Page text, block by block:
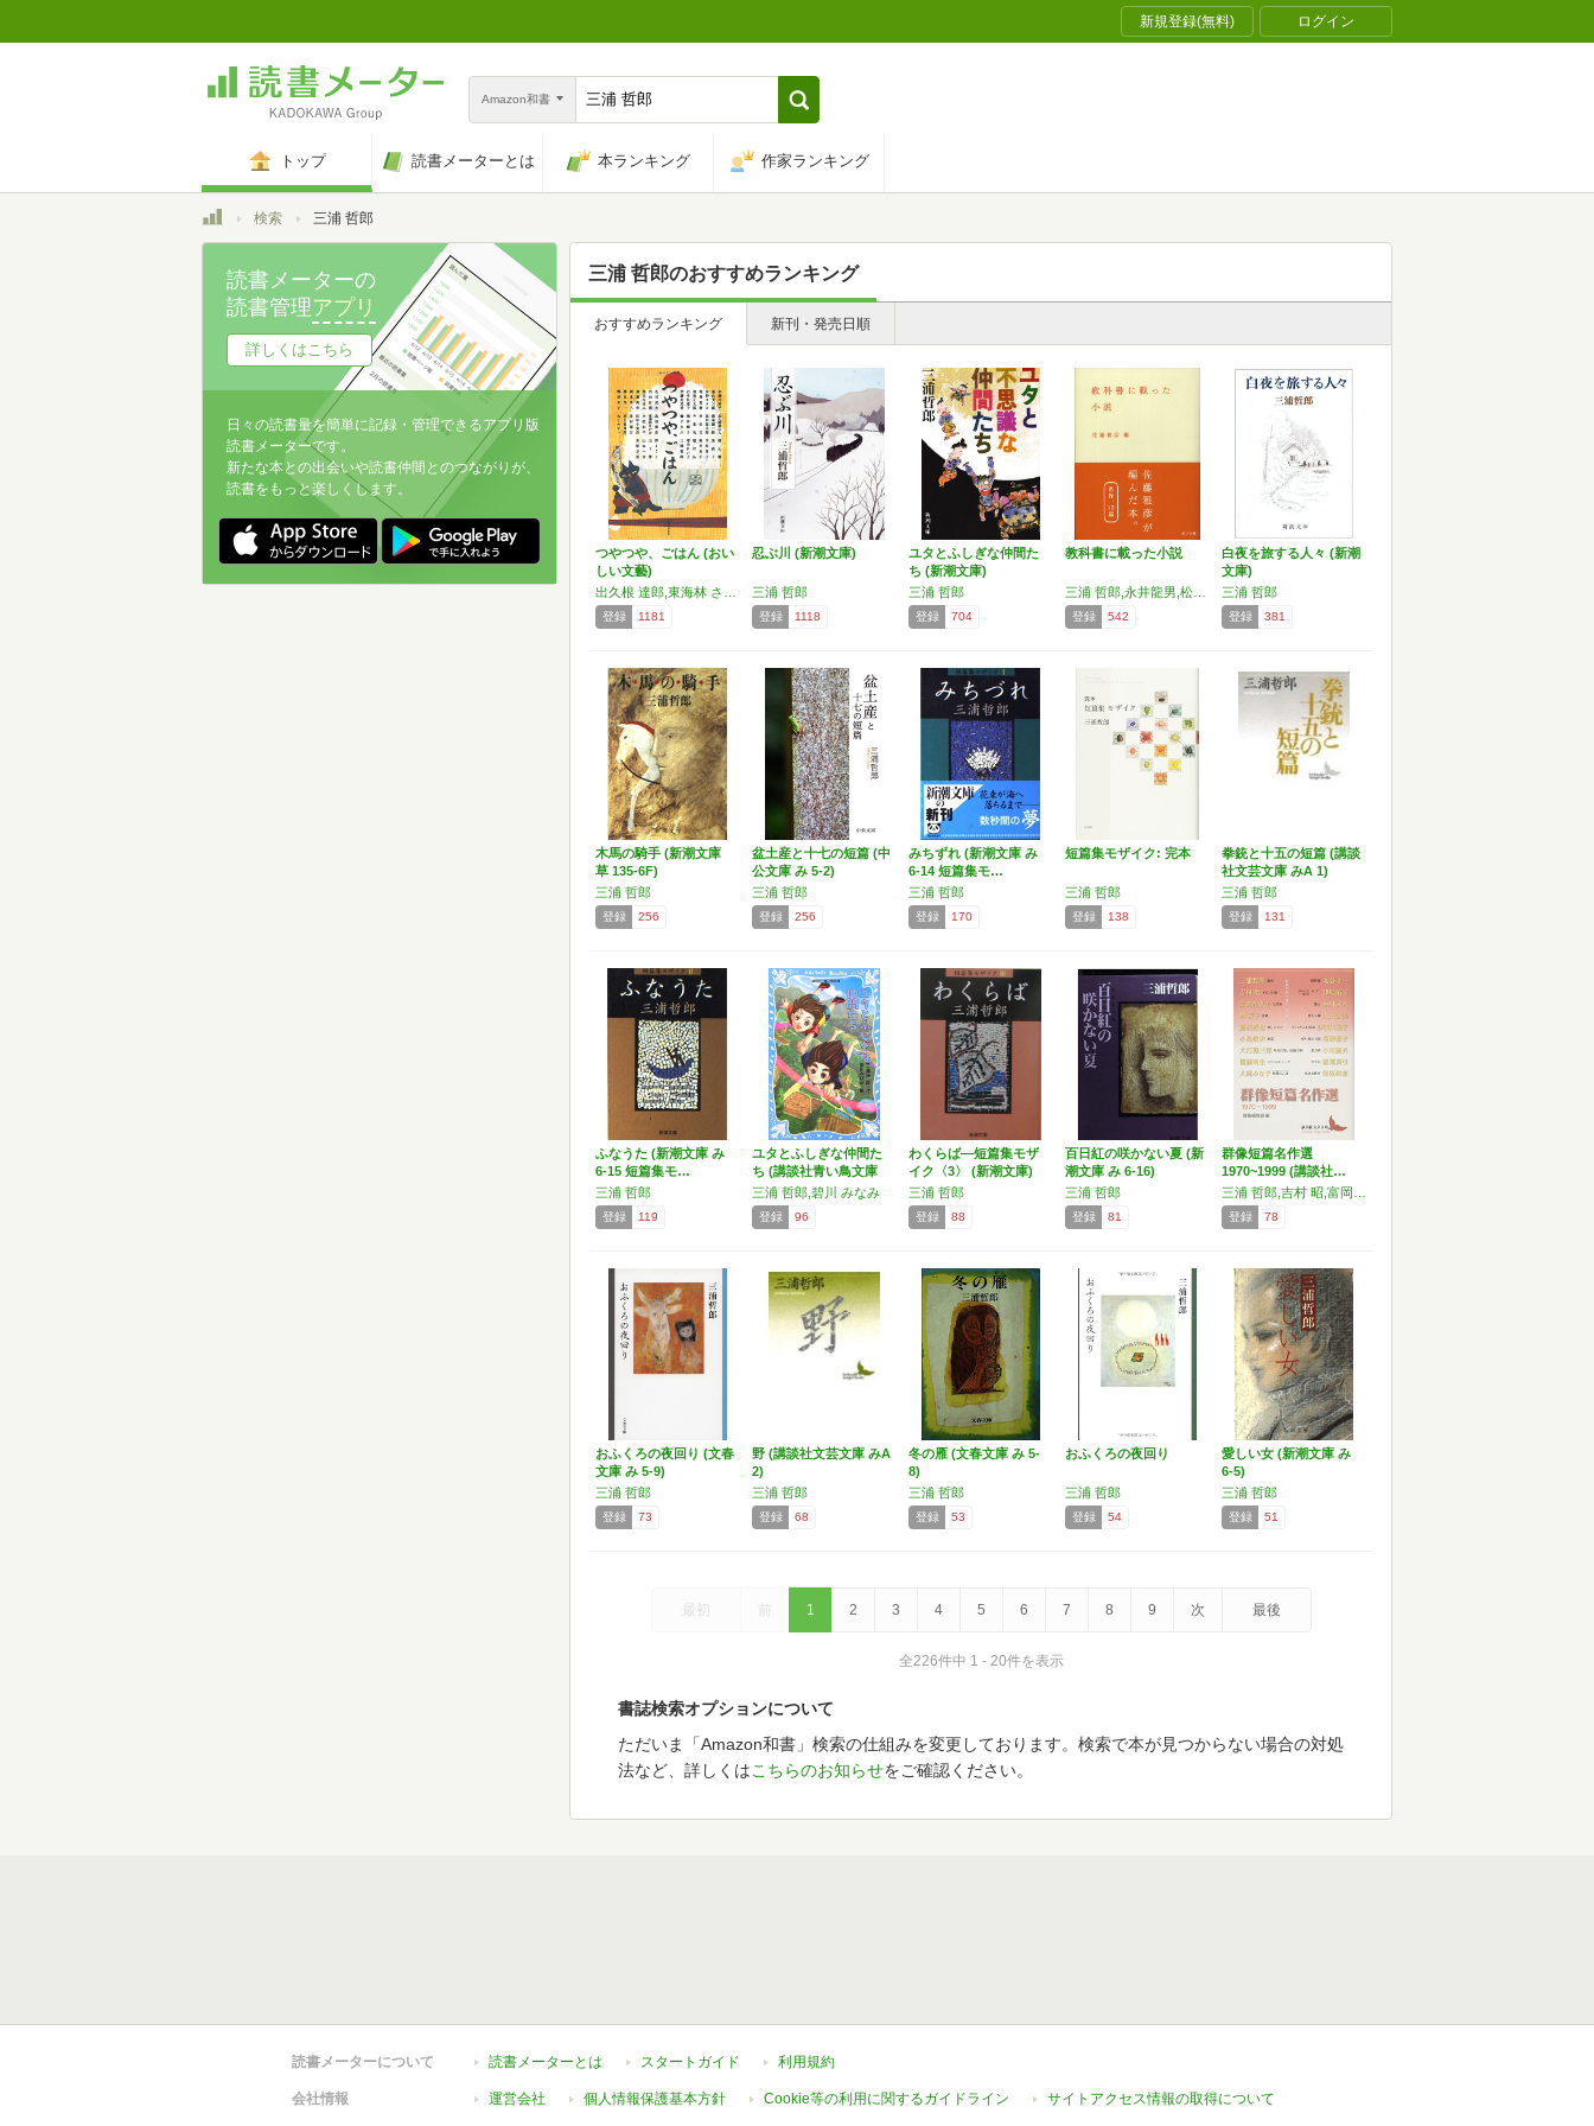
新規登録(無料) ログイン
Amazon和書
トップ 読書メーターとは 本ランキング 作家ランキング
トップ検索 三浦 哲郎
三浦 哲郎のおすすめランキング
おすすめランキング 新刊・発売日順
つやつや、ごはん (おい
しい文藝)
登録 1181
忍ぶ川 (新潮文庫)
三浦 哲郎
登録 1118
ユタとふしぎな仲間た
ち (新潮文庫)
三浦 哲郎
登録 704
教科書に載った小説
登録 542
白夜を旅する人々 (新潮
文庫)
三浦 哲郎
登録 381
木馬の騎手 (新潮文庫
草 135-6F)
三浦 哲郎
登録 256
盆土産と十七の短篇 (中
公文庫 み 5-2)
三浦 哲郎
登録 256
みちずれ (新潮文庫 み
6-14 短篇集モ…
三浦 哲郎
登録 170
短篇集モザイク: 完本
三浦 哲郎
登録 138
拳銃と十五の短篇 (講談
社文芸文庫 みA 1)
三浦 哲郎
登録 131
ふなうた (新潮文庫 み
6-15 短篇集モ…
三浦 哲郎
登録 119
ユタとふしぎな仲間た
ち (講談社青い鳥文庫
…
三浦 哲郎,碧川 みなみ
登録 96
わくらば―短篇集モザ
イク〈3〉 (新潮文庫)
三浦 哲郎
登録 88
百日紅の咲かない夏 (新
潮文庫 み 6-16)
三浦 哲郎
登録 81
群像短篇名作選
1970~1999 (講談社…
登録 78
おふくろの夜回り (文春
文庫 み 5-9)
三浦 哲郎
登録 73
野 (講談社文芸文庫 みA
2)
三浦 哲郎
登録 68
冬の雁 (文春文庫 み 5-
8)
三浦 哲郎
登録 53
おふくろの夜回り
三浦 哲郎
登録 54
愛しい女 (新潮文庫 み
6-5)
三浦 哲郎
登録 51
最初 前 1 2 3 4 5 6 7 8 9 次 最後
全226件中 1 - 20件を表示
書誌検索オプションについて
ただいま「Amazon和書」検索の仕組みを変更しております。検索で本が見つからない場合の対処
法など、詳しくはこちらのお知らせをご確認ください。
読書メーターの
読書管理アプリ
詳しくはこちら
日々の読書量を簡単に記録・管理できるアプリ版
読書メーターです。
新たな本との出会いや読書仲間とのつながりが、
読書をもっと楽しくします。
読書メーターについて 読書メーターとは スタートガイド 利用規約
会社情報 運営会社 個人情報保護基本方針 Cookie等の利用に関するガイドライン サイトアクセス情報の取得について